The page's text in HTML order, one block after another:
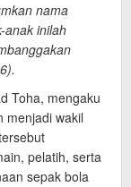
nama
anak inilah
Toha, mengaku
menjadi wakil
pelatih, serta
sepak bola